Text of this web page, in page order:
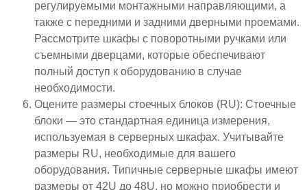
регулируемыми монтажными направляющими, а
также с передними и задними дверными проемами.
Рассмотрите шкафы с поворотными ручками или
съемными дверцами, которые обеспечивают
полный доступ к оборудованию в случае
необходимости.
Оцените размеры стоечных блоков (RU): Стоечные
блоки — это стандартная единица измерения,
используемая в серверных шкафах. Учитывайте
размеры RU, необходимые для вашего
оборудования. Типичные серверные шкафы имеют
размеры от 42U до 48U, но можно приобрести и